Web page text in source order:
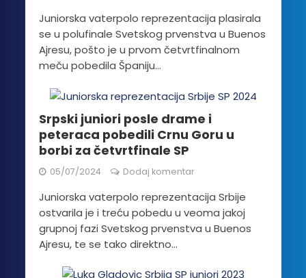
Juniorska vaterpolo reprezentacija plasirala
se u polufinale Svetskog prvenstva u Buenos
Ajresu, pošto je u prvom četvrtfinalnom
meču pobedila Španiju...
Srpski juniori posle drame i
peteraca pobedili Crnu Goru u
borbi za četvrtfinale SP
05/07/2024 Dodaj komentar
Juniorska vaterpolo reprezentacija Srbije
ostvarila je i treću pobedu u veoma jakoj
grupnoj fazi Svetskog prvenstva u Buenos
Ajresu, te se tako direktno...